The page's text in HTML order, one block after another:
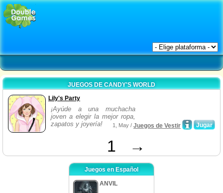
JUEGOS DE CANDY'S WORLD
Lily's Party
¡Ayúde a una muchacha
joven a elegir la mejor ropa,
zapatos y joyería!
Jugar
1, May / Juegos de Vestir
1 →
Juegos en Español
ANVIL